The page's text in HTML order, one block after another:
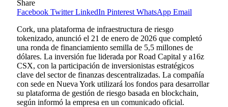
Share
Facebook Twitter LinkedIn Pinterest WhatsApp Email
Cork, una plataforma de infraestructura de riesgo
tokenizado, anunció el 21 de enero de 2026 que completó
una ronda de financiamiento semilla de 5,5 millones de
dólares. La inversión fue liderada por Road Capital y a16z
CSX, con la participación de inversionistas estratégicos
clave del sector de finanzas descentralizadas. La compañía
con sede en Nueva York utilizará los fondos para desarrollar
su plataforma de gestión de riesgo basada en blockchain,
según informó la empresa en un comunicado oficial.